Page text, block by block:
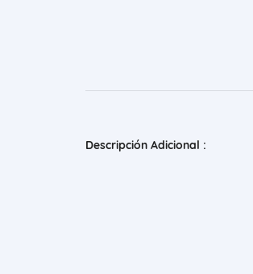
Descripción Adicional :